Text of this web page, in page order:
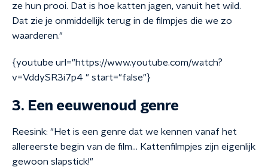
ze hun prooi. Dat is hoe katten jagen, vanuit het wild.
Dat zie je onmiddellijk terug in de filmpjes die we zo
waarderen."
{youtube url="https://www.youtube.com/watch?
v=VddySR3i7p4 " start="false"}
3. Een eeuwenoud genre
Reesink: "Het is een genre dat we kennen vanaf het
allereerste begin van de film… Kattenfilmpjes zijn eigenlijk
gewoon slapstick!"